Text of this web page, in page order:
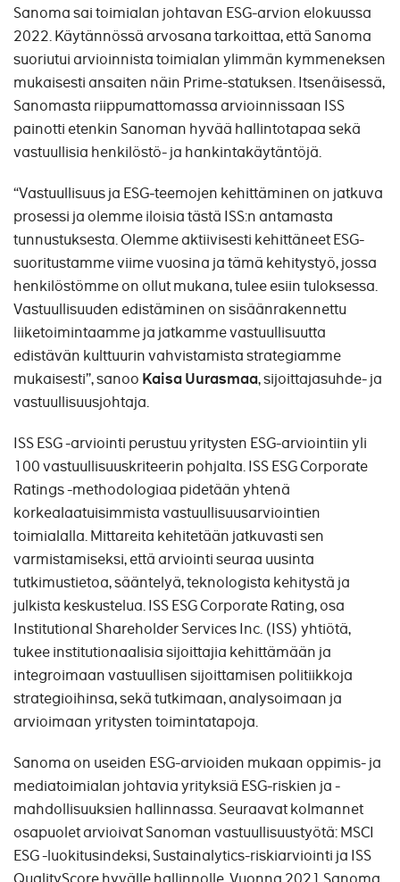
Sanoma sai toimialan johtavan ESG-arvion elokuussa
2022. Käytännössä arvosana tarkoittaa, että Sanoma
suoriutui arvioinnista toimialan ylimmän kymmeneksen
mukaisesti ansaiten näin Prime-statuksen. Itsenäisessä,
Sanomasta riippumattomassa arvioinnissaan ISS
painotti etenkin Sanoman hyvää hallintotapaa sekä
vastuullisia henkilöstö- ja hankintakäytäntöjä.
“Vastuullisuus ja ESG-teemojen kehittäminen on jatkuva
prosessi ja olemme iloisia tästä ISS:n antamasta
tunnustuksesta. Olemme aktiivisesti kehittäneet ESG-
suoritustamme viime vuosina ja tämä kehitystyö, jossa
henkilöstömme on ollut mukana, tulee esiin tuloksessa.
Vastuullisuuden edistäminen on sisäänrakennettu
liiketoimintaamme ja jatkamme vastuullisuutta
edistävän kulttuurin vahvistamista strategiamme
mukaisesti”, sanoo Kaisa Uurasmaa, sijoittajasuhde- ja
vastuullisuusjohtaja.
ISS ESG -arviointi perustuu yritysten ESG-arviointiin yli
100 vastuullisuuskriteerin pohjalta. ISS ESG Corporate
Ratings -methodologiaa pidetään yhtenä
korkealaatuisimmista vastuullisuusarviointien
toimialalla. Mittareita kehitetään jatkuvasti sen
varmistamiseksi, että arviointi seuraa uusinta
tutkimustietoa, sääntelyä, teknologista kehitystä ja
julkista keskustelua. ISS ESG Corporate Rating, osa
Institutional Shareholder Services Inc. (ISS) yhtiötä,
tukee institutionaalisia sijoittajia kehittämään ja
integroimaan vastuullisen sijoittamisen politiikkoja
strategioihinsa, sekä tutkimaan, analysoimaan ja
arvioimaan yritysten toimintatapoja.
Sanoma on useiden ESG-arvioiden mukaan oppimis- ja
mediatoimialan johtavia yrityksiä ESG-riskien ja -
mahdollisuuksien hallinnassa. Seuraavat kolmannet
osapuolet arvioivat Sanoman vastuullisuustyötä: MSCI
ESG -luokitusindeksi, Sustainalytics-riskiarviointi ja ISS